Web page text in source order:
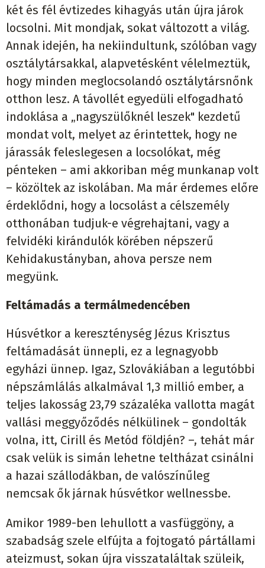
két és fél évtizedes kihagyás után újra járok
locsolni. Mit mondjak, sokat változott a világ.
Annak idején, ha nekiindultunk, szólóban vagy
osztálytársakkal, alapvetésként vélelmeztük,
hogy minden meglocsolandó osztálytársnőnk
otthon lesz. A távollét egyedüli elfogadható
indoklása a „nagyszülőknél leszek" kezdetű
mondat volt, melyet az érintettek, hogy ne
járassák feleslegesen a locsolókat, még
pénteken – ami akkoriban még munkanap volt
– közöltek az iskolában. Ma már érdemes előre
érdeklődni, hogy a locsolást a célszemély
otthonában tudjuk-e végrehajtani, vagy a
felvidéki kirándulók körében népszerű
Kehidakustányban, ahova persze nem
megyünk.
Feltámadás a termálmedencében
Húsvétkor a kereszténység Jézus Krisztus
feltámadását ünnepli, ez a legnagyobb
egyházi ünnep. Igaz, Szlovákiában a legutóbbi
népszámlálás alkalmával 1,3 millió ember, a
teljes lakosság 23,79 százaléka vallotta magát
vallási meggyőződés nélkülinek – gondolták
volna, itt, Cirill és Metód földjén? –, tehát már
csak velük is simán lehetne teltházat csinálni
a hazai szállodákban, de valószínűleg
nemcsak ők járnak húsvétkor wellnessbe.
Amikor 1989-ben lehullott a vasfüggöny, a
szabadság szele elfújta a fojtogató pártállami
ateizmust, sokan újra visszataláltak szüleik,